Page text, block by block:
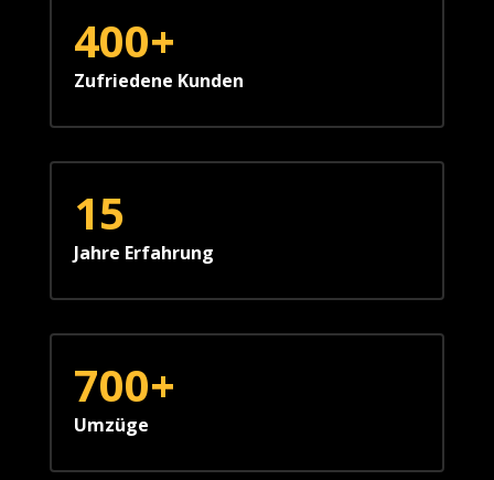
400+
Zufriedene Kunden
15
Jahre Erfahrung
700+
Umzüge